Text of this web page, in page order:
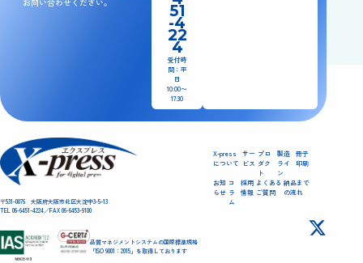
51
-4
22
4
受付時
間：平
日
10:00〜
17:30
〒531-0076 大阪府大阪市北区大淀中3-5-13
TEL 06-6451-4224／FAX 06-6453-9100
品質マネジメントシステムの国際標準規格
「ISO 9001：2015」を取得しております
X-press
について
サー
ビス
プロ
ダク
ト
製造
ライ
ン
冊子
印刷
お知
らせ
コ
ラ
ム
採用
情報
よくある
ご質問
納品まで
の流れ